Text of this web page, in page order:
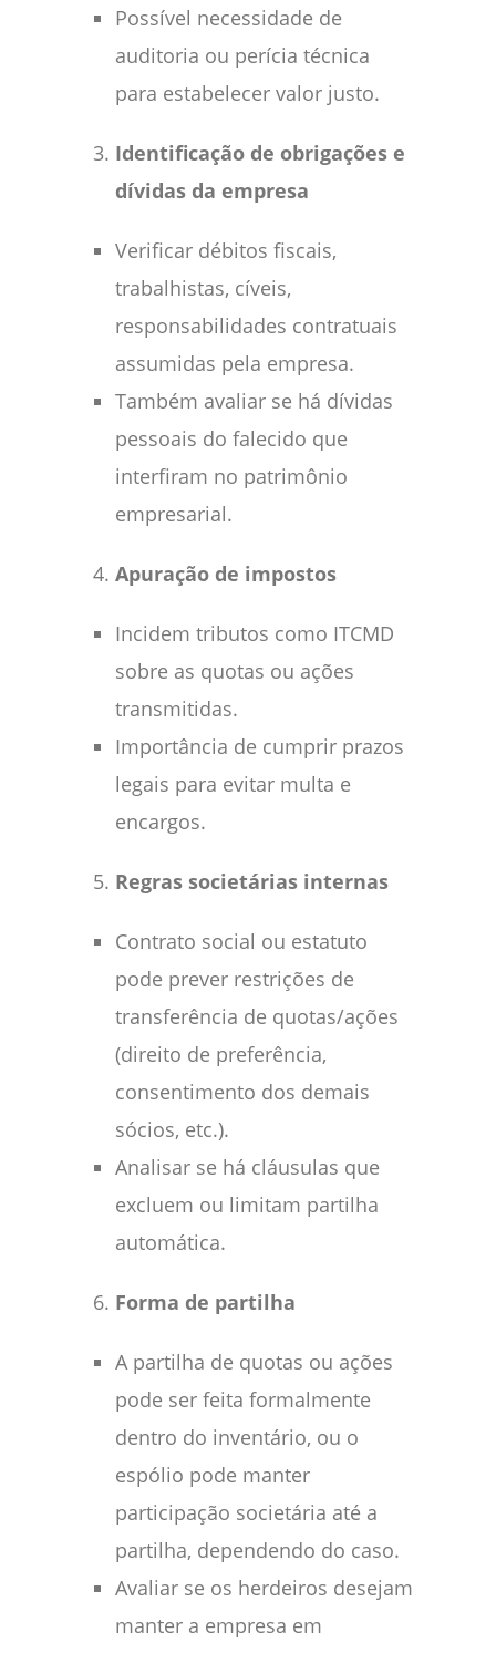
Possível necessidade de
auditoria ou perícia técnica
para estabelecer valor justo.
Identificação de obrigações e
dívidas da empresa
Verificar débitos fiscais,
trabalhistas, cíveis,
responsabilidades contratuais
assumidas pela empresa.
Também avaliar se há dívidas
pessoais do falecido que
interfiram no patrimônio
empresarial.
Apuração de impostos
Incidem tributos como ITCMD
sobre as quotas ou ações
transmitidas.
Importância de cumprir prazos
legais para evitar multa e
encargos.
Regras societárias internas
Contrato social ou estatuto
pode prever restrições de
transferência de quotas/ações
(direito de preferência,
consentimento dos demais
sócios, etc.).
Analisar se há cláusulas que
excluem ou limitam partilha
automática.
Forma de partilha
A partilha de quotas ou ações
pode ser feita formalmente
dentro do inventário, ou o
espólio pode manter
participação societária até a
partilha, dependendo do caso.
Avaliar se os herdeiros desejam
manter a empresa em